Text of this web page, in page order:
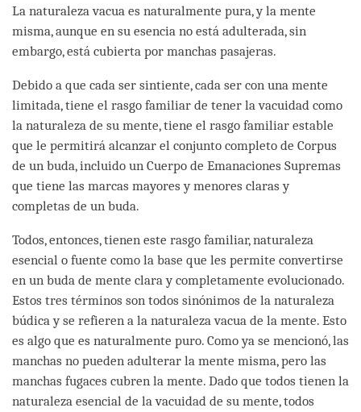
La naturaleza vacua es naturalmente pura, y la mente
misma, aunque en su esencia no está adulterada, sin
embargo, está cubierta por manchas pasajeras.
Debido a que cada ser sintiente, cada ser con una mente
limitada, tiene el rasgo familiar de tener la vacuidad como
la naturaleza de su mente, tiene el rasgo familiar estable
que le permitirá alcanzar el conjunto completo de Corpus
de un buda, incluido un Cuerpo de Emanaciones Supremas
que tiene las marcas mayores y menores claras y
completas de un buda.
Todos, entonces, tienen este rasgo familiar, naturaleza
esencial o fuente como la base que les permite convertirse
en un buda de mente clara y completamente evolucionado.
Estos tres términos son todos sinónimos de la naturaleza
búdica y se refieren a la naturaleza vacua de la mente. Esto
es algo que es naturalmente puro. Como ya se mencionó, las
manchas no pueden adulterar la mente misma, pero las
manchas fugaces cubren la mente. Dado que todos tienen la
naturaleza esencial de la vacuidad de su mente, todos